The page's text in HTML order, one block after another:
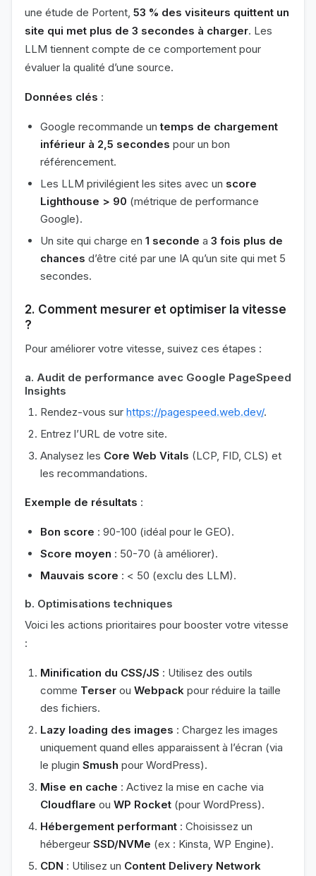
une étude de Portent, 53 % des visiteurs quittent un
site qui met plus de 3 secondes à charger. Les
LLM tiennent compte de ce comportement pour
évaluer la qualité d’une source.
Données clés :
Google recommande untemps de chargement
inférieur à 2,5 secondes pour un bon
référencement.
Les LLM privilégient les sites avec un score
Lighthouse > 90 (métrique de performance
Google).
Un site qui charge en 1 seconde a 3 fois plus de
chances d’être cité par une IA qu’un site qui met 5
secondes.
2. Comment mesurer et optimiser la vitesse
?
Pour améliorer votre vitesse, suivez ces étapes :
a. Audit de performance avec Google PageSpeed
Insights
Rendez-vous sur https://pagespeed.web.dev/.
Entrez l’URL de votre site.
Analysez les Core Web Vitals (LCP, FID, CLS) et
les recommandations.
Exemple de résultats :
Bon score : 90-100 (idéal pour le GEO).
Score moyen : 50-70 (à améliorer).
Mauvais score : < 50 (exclu des LLM).
b. Optimisations techniques
Voici les actions prioritaires pour booster votre vitesse
:
Minification du CSS/JS : Utilisez des outils
comme Terser ou Webpack pour réduire la taille
des fichiers.
Lazy loading des images : Chargez les images
uniquement quand elles apparaissent à l’écran (via
le plugin Smush pour WordPress).
Mise en cache : Activez la mise en cache via
Cloudflare ou WP Rocket (pour WordPress).
Hébergement performant : Choisissez un
hébergeur SSD/NVMe (ex : Kinsta, WP Engine).
CDN : Utilisez un Content Delivery Network